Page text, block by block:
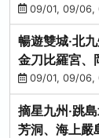
饌-台中出發
09/01, 09/06,
暢遊雙城‧北
金刀比羅宮、
中出發
09/01, 09/06,
摘星九州‧跳
芳洞、海上嚴